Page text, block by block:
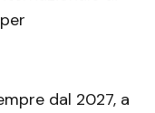
dal 2027, a